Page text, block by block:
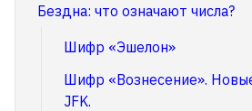
Бездна: что означают числа?
Шифр «Эшелон»
Шифр «Вознесение».
JFK.